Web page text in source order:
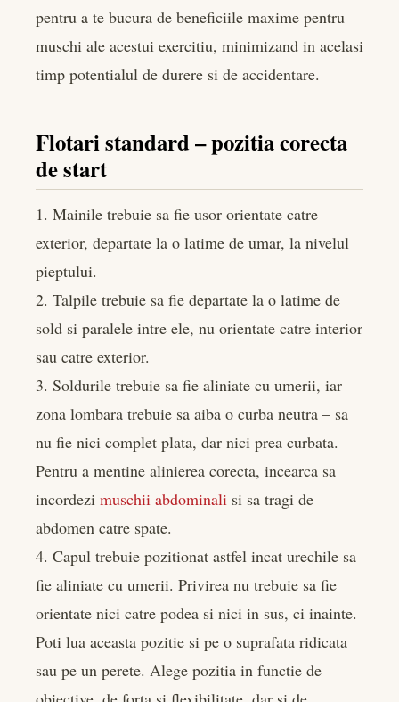
pentru a te bucura de beneficiile maxime pentru
muschi ale acestui exercitiu, minimizand in acelasi
timp potentialul de durere si de accidentare.
Flotari standard – pozitia corecta
de start
1. Mainile trebuie sa fie usor orientate catre
exterior, departate la o latime de umar, la nivelul
pieptului.
2. Talpile trebuie sa fie departate la o latime de
sold si paralele intre ele, nu orientate catre interior
sau catre exterior.
3. Soldurile trebuie sa fie aliniate cu umerii, iar
zona lombara trebuie sa aiba o curba neutra – sa
nu fie nici complet plata, dar nici prea curbata.
Pentru a mentine alinierea corecta, incearca sa
incordezi muschii abdominali si sa tragi de
abdomen catre spate.
4. Capul trebuie pozitionat astfel incat urechile sa
fie aliniate cu umerii. Privirea nu trebuie sa fie
orientate nici catre podea si nici in sus, ci inainte.
Poti lua aceasta pozitie si pe o suprafata ridicata
sau pe un perete. Alege pozitia in functie de